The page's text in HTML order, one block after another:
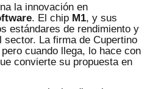
la innovación en
. El chip M1, y sus
estándares de rendimiento y
La firma de Cupertino
cuando llega, lo hace con
convierte su propuesta en